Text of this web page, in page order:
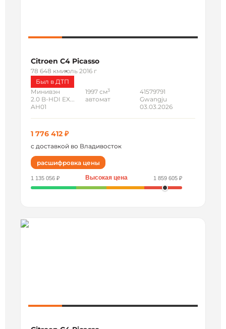
Citroen C4 Picasso
78 648 кмиюль 2016 г
Был в ДТП
Минивэн
2.0 B-HDI EX...
AH01
1997 см3
автомат
41579791
Gwangju
03.03.2026
1 776 412 ₽
с доставкой во Владивосток
расшифровка цены
1 135 056 ₽ Высокая цена 1 859 605 ₽